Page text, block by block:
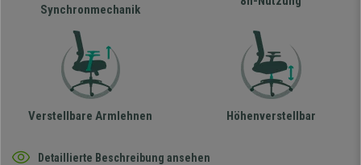
Synchronmechanik
Verstellbare Armlehnen Höhenverstellbar
Detaillierte Beschreibung ansehen